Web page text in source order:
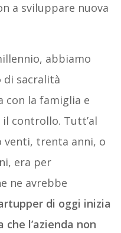
a sviluppare nuova
abbiamo
di sacralità
con la famiglia e
il controllo. Tutt’al
venti, trenta anni, o
era per
ne avrebbe
di oggi inizia
che l’azienda non